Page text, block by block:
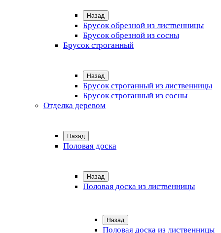
Назад
Брусок обрезной из лиственницы
Брусок обрезной из сосны
Брусок строганный
Назад
Брусок строганный из лиственницы
Брусок строганный из сосны
Отделка деревом
Назад
Половая доска
Назад
Половая доска из лиственницы
Назад
Половая доска из лиственницы